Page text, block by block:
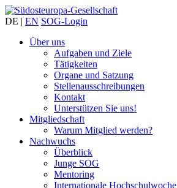
DE | EN SOG-Login
Über uns
Aufgaben und Ziele
Tätigkeiten
Organe und Satzung
Stellenausschreibungen
Kontakt
Unterstützen Sie uns!
Mitgliedschaft
Warum Mitglied werden?
Nachwuchs
Überblick
Junge SOG
Mentoring
Internationale Hochschulwoche